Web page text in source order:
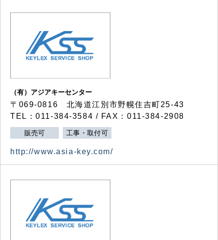
（有）アジアキーセンター
〒069-0816 北海道江別市野幌住吉町25-43
TEL：011-384-3584 / FAX：011-384-2908
販売可 工事・取付可
http://www.asia-key.com/